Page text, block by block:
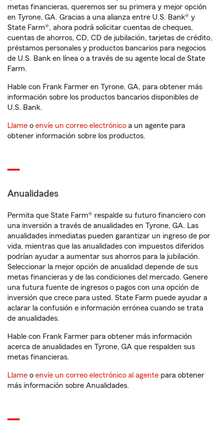
metas financieras, queremos ser su primera y mejor opción
en Tyrone, GA. Gracias a una alianza entre U.S. Bank® y
State Farm®, ahora podrá solicitar cuentas de cheques,
cuentas de ahorros, CD, CD de jubilación, tarjetas de crédito,
préstamos personales y productos bancarios para negocios
de U.S. Bank en línea o a través de su agente local de State
Farm.
Hable con Frank Farmer en Tyrone, GA, para obtener más
información sobre los productos bancarios disponibles de
U.S. Bank.
Llame o envíe un correo electrónico a un agente para
obtener información sobre los productos.
Anualidades
Permita que State Farm® respalde su futuro financiero con
una inversión a través de anualidades en Tyrone, GA. Las
anualidades inmediatas pueden garantizar un ingreso de por
vida, mientras que las anualidades con impuestos diferidos
podrían ayudar a aumentar sus ahorros para la jubilación.
Seleccionar la mejor opción de anualidad depende de sus
metas financieras y de las condiciones del mercado. Genere
una futura fuente de ingresos o pagos con una opción de
inversión que crece para usted. State Farm puede ayudar a
aclarar la confusión e información errónea cuando se trata
de anualidades.
Hable con Frank Farmer para obtener más información
acerca de anualidades en Tyrone, GA que respalden sus
metas financieras.
Llame o envíe un correo electrónico al agente para obtener
más información sobre Anualidades.